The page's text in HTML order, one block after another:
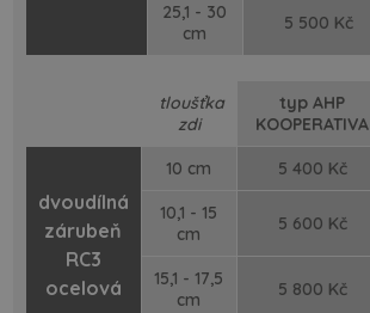
25,1 - 30
cm
5 500 Kč
tloušťka
zdi
typ AHP
KOOPERATIVA
dvoudílná
zárubeň
RC3
ocelová
10 cm 5 400 Kč
10,1 - 15
cm
5 600 Kč
15,1 - 17,5
cm
5 800 Kč